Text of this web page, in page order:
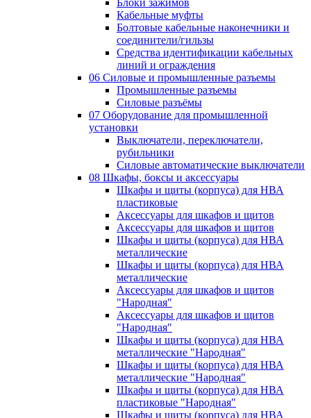
Кабельные муфты
Болтовые кабельные наконечники и
соединители/гильзы
Средства идентификации кабельных
линий и ограждения
06 Силовые и промышленные разъемы
Промышленные разъемы
Силовые разъёмы
07 Оборудование для промышленной
установки
Выключатели, переключатели,
рубильники
Силовые автоматические выключатели
08 Шкафы, боксы и аксессуары
Шкафы и щиты (корпуса) для НВА
пластиковые
Аксессуары для шкафов и щитов
Аксессуары для шкафов и щитов
Шкафы и щиты (корпуса) для НВА
металлические
Шкафы и щиты (корпуса) для НВА
металлические
Аксессуары для шкафов и щитов
"Народная"
Аксессуары для шкафов и щитов
"Народная"
Шкафы и щиты (корпуса) для НВА
металлические "Народная"
Шкафы и щиты (корпуса) для НВА
металлические "Народная"
Шкафы и щиты (корпуса) для НВА
пластиковые "Народная"
Шкафы и щиты (корпуса) для НВА